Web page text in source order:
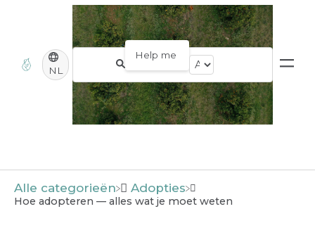
NL
Alle categorieën ​Adopties
Hoe adopteren — alles wat je moet weten